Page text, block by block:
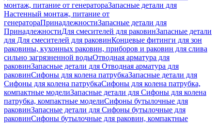
монтаж, питание от генератораЗапасные детали для
Настенный монтаж, питание от
генератораПринадлежностиЗапасные детали для
ПринадлежностиДля смесителей для раковинЗапасные детали
для Для смесителей для раковинКонцевые фитинги для зон
раковины, кухонных раковин, приборов и раковин для слива
сильно загрязненной водыОтводная арматура для
раковинЗапасные детали для Отводная арматура для
раковинСифоны для колена патрубкаЗапасные детали для
Сифоны для колена патрубкаСифоны для колена патрубка,
компактные моделиЗапасные детали для Сифоны для колена
патрубка, компактные моделиСифоны бутылочные для
раковинЗапасные детали для Сифоны бутылочные для
раковинСифоны бутылочные для раковин, компактные